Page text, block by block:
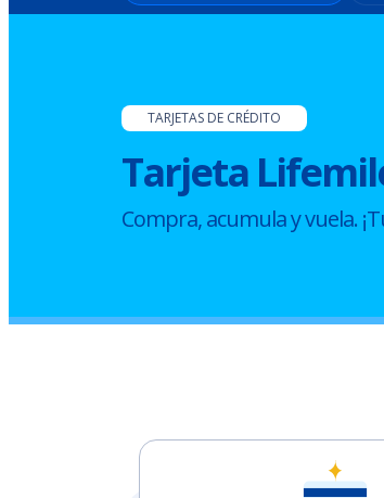
TARJETAS DE CRÉDITO
Tarjeta
Compra, acumula y vuela.